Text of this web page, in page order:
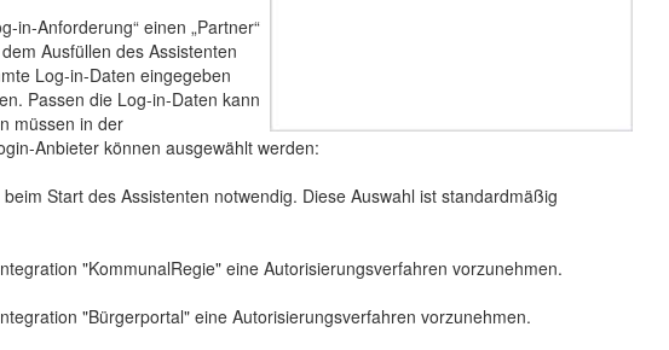
in-Anforderung“ einen „Partner“
Ausfüllen des Assistenten
Log-in-Daten eingegeben
Passen die Log-in-Daten kann
müssen in der
Anbieter können ausgewählt werden:
Start des Assistenten notwendig. Diese Auswahl ist standardmäßig
"KommunalRegie" eine Autorisierungsverfahren vorzunehmen.
"Bürgerportal" eine Autorisierungsverfahren vorzunehmen.